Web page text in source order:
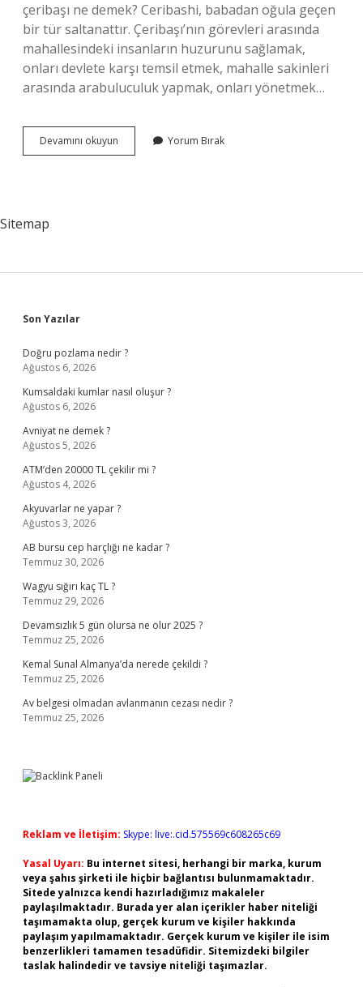
çeribaşı ne demek? Ceribashi, babadan oğula geçen
bir tür saltanattır. Çeribaşı’nın görevleri arasında
mahallesindeki insanların huzurunu sağlamak,
onları devlete karşı temsil etmek, mahalle sakinleri
arasında arabuluculuk yapmak, onları yönetmek…
Devamını okuyun
Asker
Yorum Bırak
Sitemap
Sidebar
Son Yazılar
Doğru pozlama nedir ?
Ağustos 6, 2026
Kumsaldaki kumlar nasıl oluşur ?
Ağustos 6, 2026
Avniyat ne demek ?
Ağustos 5, 2026
ATM’den 20000 TL çekilir mi ?
Ağustos 4, 2026
Akyuvarlar ne yapar ?
Ağustos 3, 2026
AB bursu cep harçlığı ne kadar ?
Temmuz 30, 2026
Wagyu sığırı kaç TL ?
Temmuz 29, 2026
Devamsızlık 5 gün olursa ne olur 2025 ?
Temmuz 25, 2026
Kemal Sunal Almanya’da nerede çekildi ?
Temmuz 25, 2026
Av belgesi olmadan avlanmanın cezası nedir ?
Temmuz 25, 2026
Reklam ve İletişim: Skype: live:.cid.575569c608265c69
Yasal Uyarı: Bu internet sitesi, herhangi bir marka, kurum
veya şahıs şirketi ile hiçbir bağlantısı bulunmamaktadır.
Sitede yalnızca kendi hazırladığımız makaleler
paylaşılmaktadır. Burada yer alan içerikler haber niteliği
taşımamakta olup, gerçek kurum ve kişiler hakkında
paylaşım yapılmamaktadır. Gerçek kurum ve kişiler ile isim
benzerlikleri tamamen tesadüfidir. Sitemizdeki bilgiler
taslak halindedir ve tavsiye niteliği taşımazlar.